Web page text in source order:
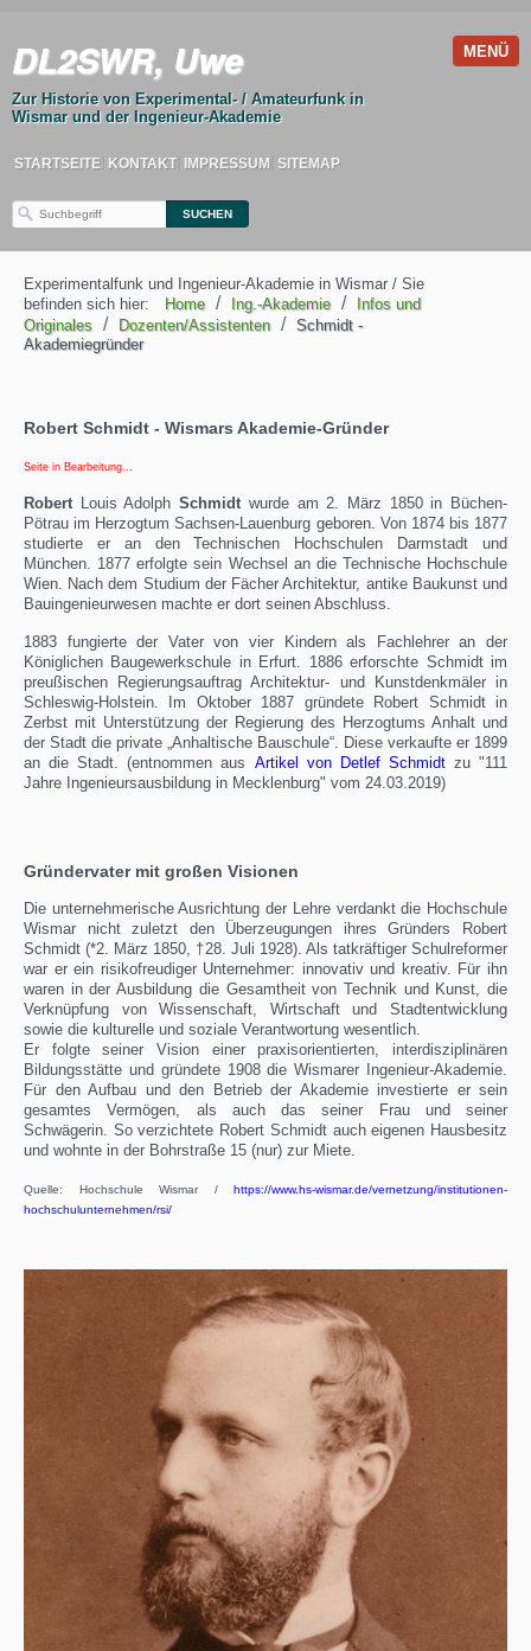
MENÜ
DL2SWR, Uwe
Zur Historie von Experimental- / Amateurfunk in
Wismar und der Ingenieur-Akademie
STARTSEITE KONTAKT IMPRESSUM SITEMAP
Experimentalfunk und Ingenieur-Akademie in Wismar / Sie
befinden sich hier:
Home / Ing.-Akademie /
Infos und
Originales / Dozenten/Assistenten / Schmidt -
Akademiegründer
Robert Schmidt - Wismars Akademie-Gründer
Seite in Bearbeitung...
Robert Louis AdolphSchmidtwurde am 2. März 1850 in Büchen-
Pötrau im Herzogtum Sachsen-Lauenburg geboren. Von 1874 bis 1877
studierte er an den Technischen Hochschulen Darmstadt und
München. 1877 erfolgte sein Wechsel an die Technische Hochschule
Wien. Nach dem Studium der Fächer Architektur, antike Baukunst und
Bauingenieurwesen machte er dort seinen Abschluss.
1883 fungierte der Vater von vier Kindern als Fachlehrer an der
Königlichen Baugewerkschule in Erfurt. 1886 erforschte Schmidt im
preußischen Regierungsauftrag Architektur- und Kunstdenkmäler in
Schleswig-Holstein. Im Oktober 1887 gründete Robert Schmidt in
Zerbst mit Unterstützung der Regierung des Herzogtums Anhalt und
der Stadt die private „Anhaltische Bauschule“. Diese verkaufte er 1899
an die Stadt. (entnommen aus Artikel von Detlef Schmidtzu "111
Jahre Ingenieursausbildung in Mecklenburg" vom 24.03.2019)
Gründervater mit großen Visionen
Die unternehmerische Ausrichtung der Lehre verdankt die Hochschule
Wismar nicht zuletzt den Überzeugungen ihres Gründers Robert
Schmidt (*2. März 1850, †28. Juli 1928). Als tatkräftiger Schulreformer
war er ein risikofreudiger Unternehmer: innovativ und kreativ. Für ihn
waren in der Ausbildung die Gesamtheit von Technik und Kunst, die
Verknüpfung von Wissenschaft, Wirtschaft und Stadtentwicklung
sowie die kulturelle und soziale Verantwortung wesentlich.
Er folgte seiner Vision einer praxisorientierten, interdisziplinären
Bildungsstätte und gründete 1908 die Wismarer Ingenieur-Akademie.
Für den Aufbau und den Betrieb der Akademie investierte er sein
gesamtes Vermögen, als auch das seiner Frau und seiner
Schwägerin. So verzichtete Robert Schmidt auch eigenen Hausbesitz
und wohnte in der Bohrstraße 15 (nur) zur Miete.
Quelle: Hochschule Wismar / https://www.hs-wismar.de/vernetzung/institutionen-
hochschulunternehmen/rsi/